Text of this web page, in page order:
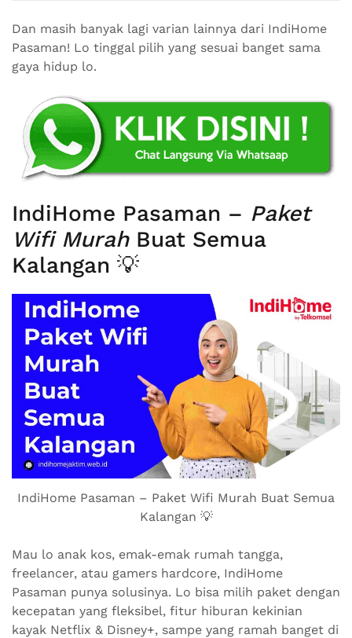
Dan masih banyak lagi varian lainnya dari IndiHome
Pasaman! Lo tinggal pilih yang sesuai banget sama
gaya hidup lo.
IndiHome Pasaman – Paket
Wifi MurahBuat Semua
Kalangan 💡
IndiHome Pasaman – Paket Wifi Murah Buat Semua
Kalangan 💡
Mau lo anak kos, emak-emak rumah tangga,
freelancer, atau gamers hardcore, IndiHome
Pasaman punya solusinya. Lo bisa milih paket dengan
kecepatan yang fleksibel, fitur hiburan kekinian
kayak Netflix & Disney+, sampe yang ramah banget di